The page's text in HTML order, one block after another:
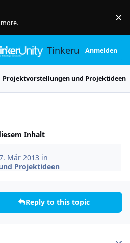
. ×
TinkerunityAnmelden
Projektvorstellungen und Projektideen
Inhalt
Mär 2013 in
Projektideen
Reply to this topic